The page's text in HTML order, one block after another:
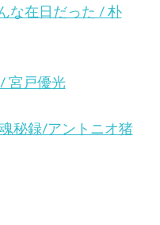
な在日だった / 朴
宮戸優光
秘録/アントニオ猪